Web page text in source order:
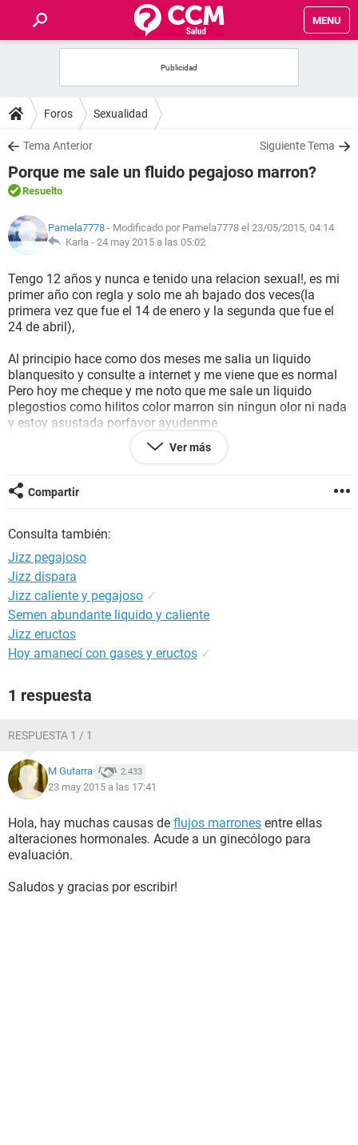
MENU
FOROS
SALUD
FAMILIA
NUTRICIÓN
SEXUALIDAD
Foros Sexualidad
Tema Anterior Siguiente Tema
Porque me sale un fluido pegajoso marron?
Resuelto
Pamela7778 - Modificado por Pamela7778 el 23/05/2015, 04:14
Karla - 24 may 2015 a las 05:02
Tengo 12 años y nunca e tenido una relacion sexual!, es mi
primer año con regla y solo me ah bajado dos veces(la
primera vez que fue el 14 de enero y la segunda que fue el
24 de abril),
Al principio hace como dos meses me salia un liquido
blanquesito y consulte a internet y me viene que es normal
Pero hoy me cheque y me noto que me sale un liquido
plegostios como hilitos color marron sin ningun olor ni nada
y estoy asustada porfavor ayudenme
Y porfavor no me pongan que debo de consultar al
ginecologo c:
Ver más
Compartir
Consulta también:
Jizz pegajoso
Jizz dispara
Jizz caliente y pegajoso ✓
Semen abundante liquido y caliente
Jizz eructos
Hoy amanecí con gases y eructos ✓
1 respuesta
RESPUESTA 1 / 1
M Gutarra 2.433
23 may 2015 a las 17:41
Hola, hay muchas causas de flujos marrones entre ellas
alteraciones hormonales. Acude a un ginecólogo para
evaluación.
Saludos y gracias por escribir!